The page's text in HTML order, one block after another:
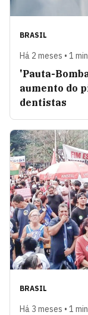
BRASIL
Há 2 meses • 1
'Pauta-
aumento do
dentistas
BRASIL
Há 3 meses • 1